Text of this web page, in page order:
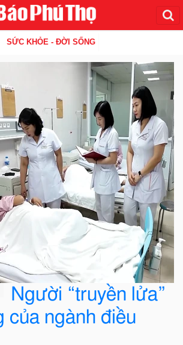
SỨC KHỎE - ĐỜI SỐNG
Người “truyền lửa”
của ngành điều